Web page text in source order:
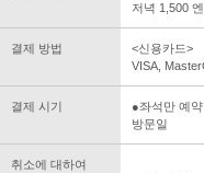
저녁 1,500 엔
결제 방법
<신용카드>
VISA,
결제 시기
●좌석만 예약
방문일
취소에 대하여